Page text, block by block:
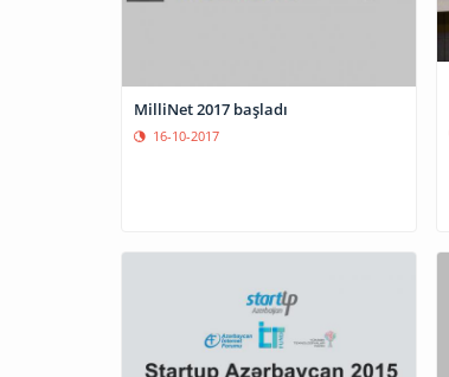
MilliNet 2017 başladı
16-10-2017